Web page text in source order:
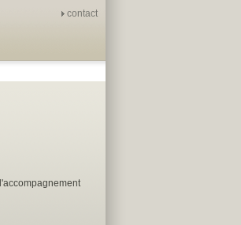
contact